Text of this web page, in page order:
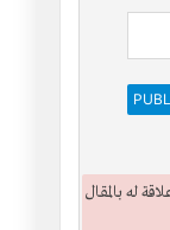
له بالمقال